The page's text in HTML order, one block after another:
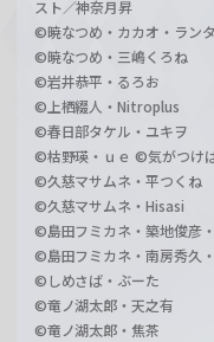
スト／神奈月昇
©暁なつめ・カカオ・ラン
©暁なつめ・三嶋くろね
©岩井恭平・るろお
©上栖綴人・Nitroplus
©春日部タケル・ユキヲ
©枯野瑛・ｕｅ ©気がつけ
©久慈マサムネ・平つくね
©久慈マサムネ・Hisasi
©島田フミカネ・築地俊彦
©島田フミカネ・南房秀久
©しめさば・ぶーた
©竜ノ湖太郎・天之有
©竜ノ湖太郎・焦茶